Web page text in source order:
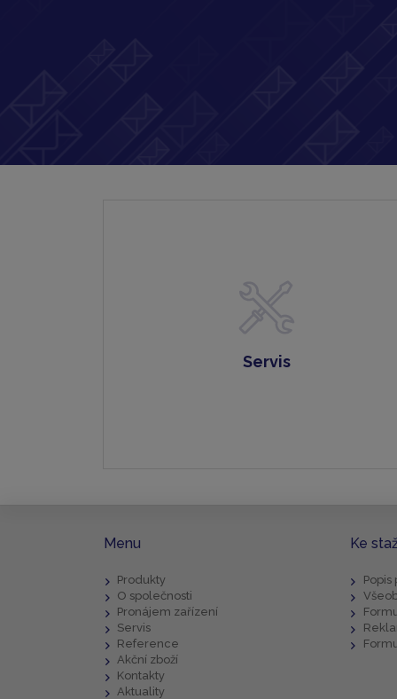
Servis
Menu
Produkty
O společnosti
Pronájem zařízení
Servis
Reference
Akční zboží
Kontakty
Aktuality
Ke
Popis